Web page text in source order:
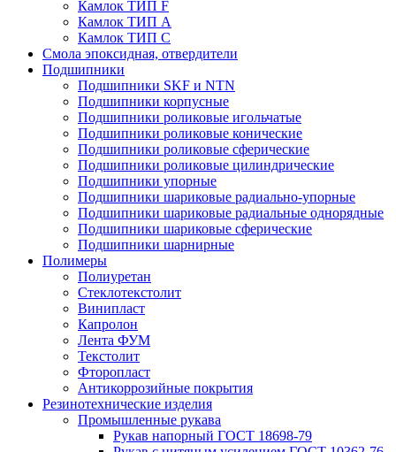
Камлок ТИП F
Камлок ТИП А
Камлок ТИП С
Смола эпоксидная, отвердители
Подшипники
Подшипники SKF и NTN
Подшипники корпусные
Подшипники роликовые игольчатые
Подшипники роликовые конические
Подшипники роликовые сферические
Подшипники роликовые цилиндрические
Подшипники упорные
Подшипники шариковые радиально-упорные
Подшипники шариковые радиальные однорядные
Подшипники шариковые сферические
Подшипники шарнирные
Полимеры
Полиуретан
Стеклотекстолит
Винипласт
Капролон
Лента ФУМ
Текстолит
Фторопласт
Антикоррозийные покрытия
Резинотехнические изделия
Промышленные рукава
Рукав напорный ГОСТ 18698-79